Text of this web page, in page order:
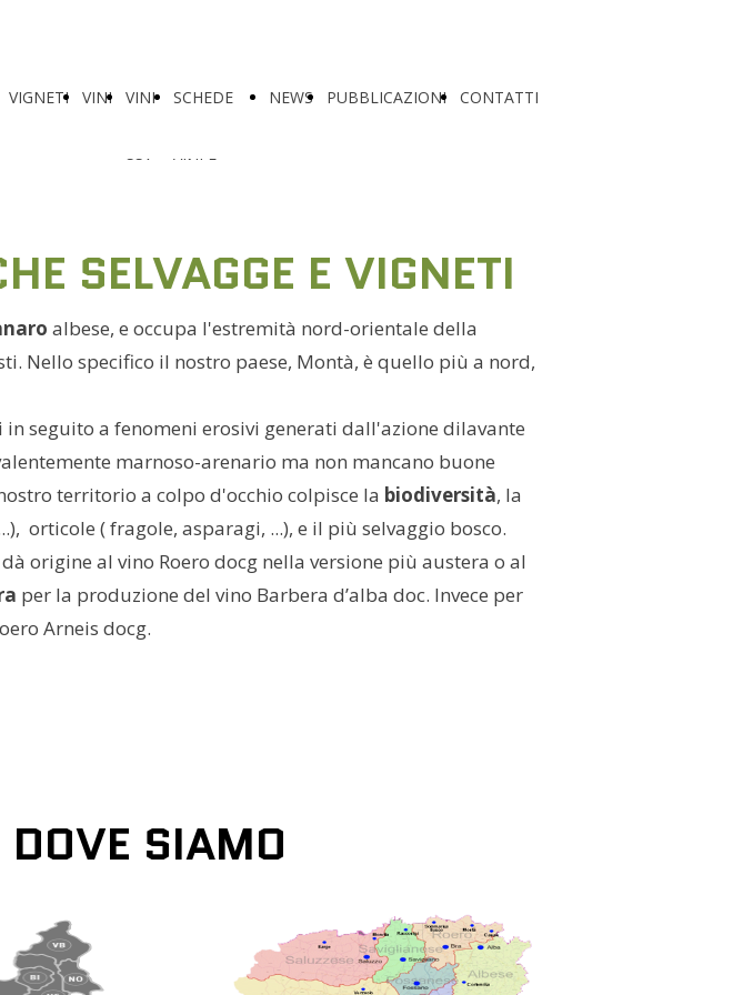
VIGNETI VINI VINI
SSA
SCHEDE
VINI E
NEWS PUBBLICAZIONI CONTATTI
SELVAGGE E VIGNETI
albese, e occupa l'estremità nord-orientale della
Nello specifico il nostro paese, Montà, è quello più a nord,
in seguito a fenomeni erosivi generati dall'azione dilavante
marnoso-arenario ma non mancano buone
territorio a colpo d'occhio colpisce la biodiversità, la
orticole ( fragole, asparagi, ...), e il più selvaggio bosco.
dà origine al vino Roero docg nella versione più austera o al
per la produzione del vino Barbera d’alba doc. Invece per
Arneis docg.
SIAMO